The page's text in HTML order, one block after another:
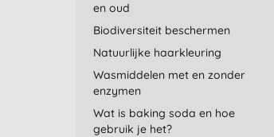
en oud
Biodiversiteit beschermen
Natuurlijke haarkleuring
Wasmiddelen met en zonder
enzymen
Wat is baking soda en hoe
gebruik je het?